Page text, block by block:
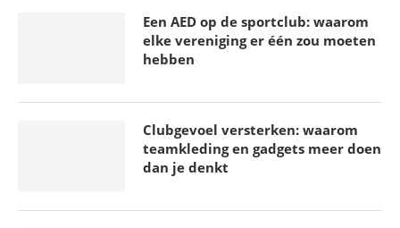
Een AED op de sportclub: waarom
elke vereniging er één zou moeten
hebben
Clubgevoel versterken: waarom
teamkleding en gadgets meer doen
dan je denkt